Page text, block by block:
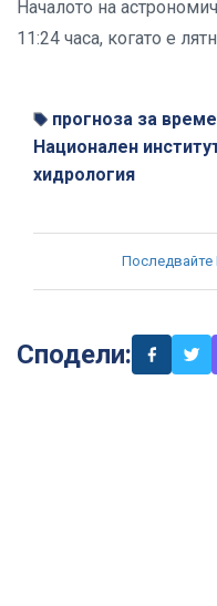
Началото на
11:24 часа, когато е
прогноза за
Национален
хидрология
Последвайте
Сподели: